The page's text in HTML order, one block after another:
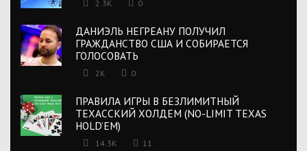
2.3K 0
ДАНИЭЛЬ НЕГРЕАНУ ПОЛУЧИЛ
ГРАЖДАНСТВО США И СОБИРАЕТСЯ
ГОЛОСОВАТЬ
2K 0
ПРАВИЛА ИГРЫ В БЕЗЛИМИТНЫЙ
ТЕХАССКИЙ ХОЛДЕМ (NO-LIMIT TEXAS
HOLD’EM)
14.3K 11